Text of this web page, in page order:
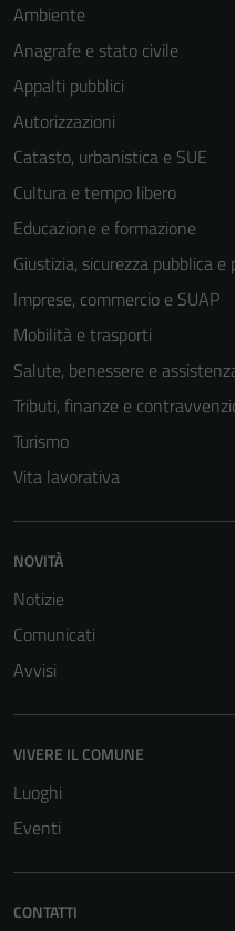
Ambiente
Anagrafe e stato civile
Appalti pubblici
Autorizzazioni
Catasto, urbanistica e SUE
Cultura e tempo libero
Educazione e formazione
Giustizia, sicurezza pubblica
Imprese, commercio e SUAP
Mobilità e trasporti
Salute, benessere e
Tributi, finanze e
Turismo
Vita lavorativa
NOVITÀ
Notizie
Comunicati
Avvisi
VIVERE IL COMUNE
Luoghi
Eventi
CONTATTI